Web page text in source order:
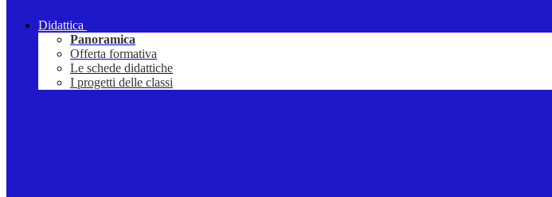
Didattica
Panoramica
Offerta formativa
Le schede didattiche
I progetti delle classi